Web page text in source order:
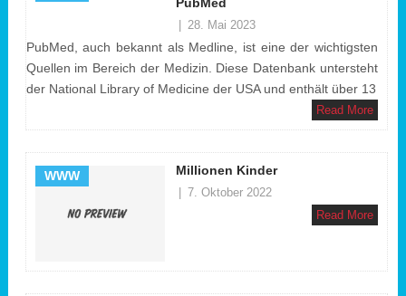
28. Mai 2023
PubMed, auch bekannt als Medline, ist eine der wichtigsten
Quellen im Bereich der Medizin. Diese Datenbank untersteht
der National Library of Medicine der USA und enthält über 13
Read More
WWW Millionen Kinder
7. Oktober 2022
Read More